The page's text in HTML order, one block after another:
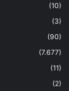
(10)
(3)
(90)
(7.677)
(11)
(2)